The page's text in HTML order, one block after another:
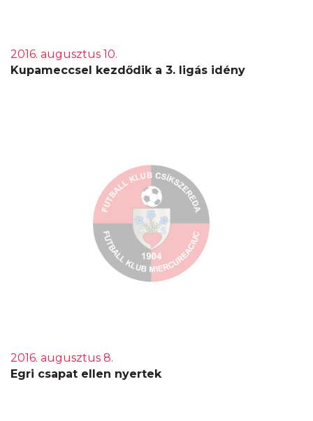
2016. augusztus 10.
Kupameccsel kezdődik a 3. ligás idény
2016. augusztus 8.
Egri csapat ellen nyertek